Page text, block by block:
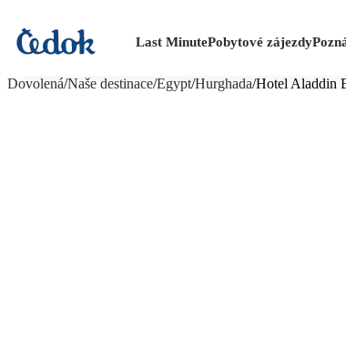
Last MinutePobytové zájezdy
Dovolená/Naše destinace/Egypt/Hurghada/Hotel Aladdin